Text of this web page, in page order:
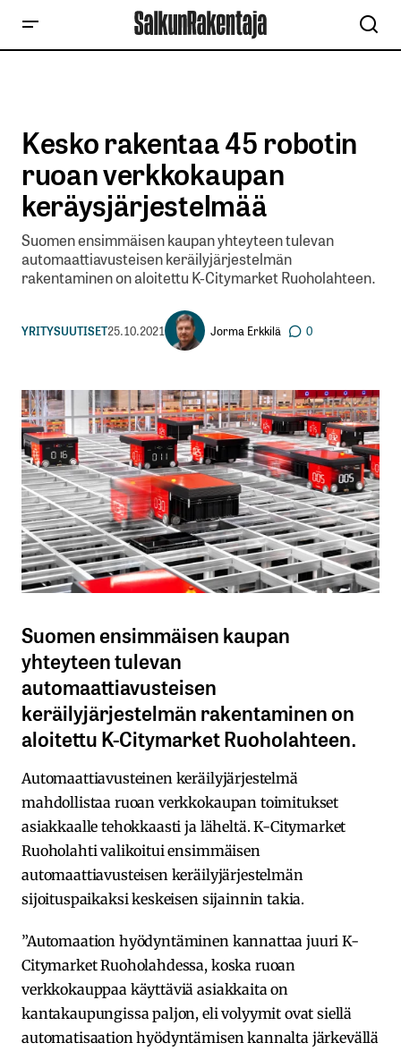
Kesko rakentaa 45 robotin
ruoan verkkokaupan
keräysjärjestelmää
Suomen ensimmäisen kaupan yhteyteen tulevan
automaattiavusteisen keräilyjärjestelmän
rakentaminen on aloitettu K-Citymarket Ruoholahteen.
YRITYSUUTISET25.10.2021 Jorma Erkkilä 0
Suomen ensimmäisen kaupan
yhteyteen tulevan
automaattiavusteisen
keräilyjärjestelmän rakentaminen on
aloitettu K-Citymarket Ruoholahteen.
Automaattiavusteinen keräilyjärjestelmä
mahdollistaa ruoan verkkokaupan toimitukset
asiakkaalle tehokkaasti ja läheltä. K-Citymarket
Ruoholahti valikoitui ensimmäisen
automaattiavusteisen keräilyjärjestelmän
sijoituspaikaksi keskeisen sijainnin takia.
”Automaation hyödyntäminen kannattaa juuri K-
Citymarket Ruoholahdessa, koska ruoan
verkkokauppaa käyttäviä asiakkaita on
kantakaupungissa paljon, eli volyymit ovat siellä
automatisaation hyödyntämisen kannalta järkevällä